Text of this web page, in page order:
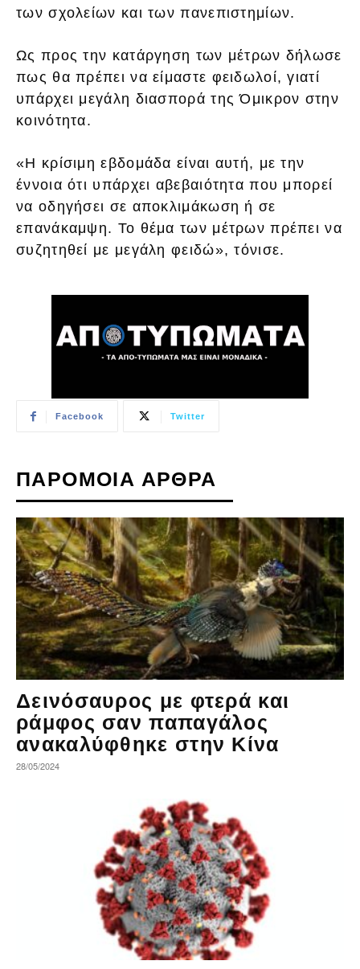
των σχολείων και των πανεπιστημίων.
Ως προς την κατάργηση των μέτρων δήλωσε
πως θα πρέπει να είμαστε φειδωλοί, γιατί
υπάρχει μεγάλη διασπορά της Όμικρον στην
κοινότητα.
«Η κρίσιμη εβδομάδα είναι αυτή, με την
έννοια ότι υπάρχει αβεβαιότητα που μπορεί
να οδηγήσει σε αποκλιμάκωση ή σε
επανάκαμψη. Το θέμα των μέτρων πρέπει να
συζητηθεί με μεγάλη φειδώ», τόνισε.
Facebook Twitter
ΠΑΡΟΜΟΙΑ ΑΡΘΡΑ
Δεινόσαυρος με φτερά και
ράμφος σαν παπαγάλος
ανακαλύφθηκε στην Κίνα
28/05/2024